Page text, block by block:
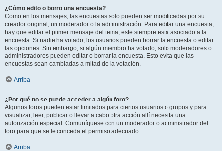
¿Cómo edito o borro una encuesta?
Como en los mensajes, las encuestas solo pueden ser modificadas por su
creador original, un moderador o la administración. Para editar una encuesta,
hay que editar el primer mensaje del tema; este siempre esta asociado a la
encuesta. Si nadie ha votado, los usuarios pueden borrar la encuesta o editar
las opciones. Sin embargo, si algún miembro ha votado, solo moderadores o
administradores pueden editar o borrar la encuesta. Esto evita que las
encuestas sean cambiadas a mitad de la votación.
Arriba
¿Por qué no se puede acceder a algún foro?
Algunos foros pueden estar limitados para ciertos usuarios o grupos y para
visualizar, leer, publicar o llevar a cabo otra acción allí necesita una
autorización especial. Comuníquese con un moderador o administrador del
foro para que se le conceda el permiso adecuado.
Arriba